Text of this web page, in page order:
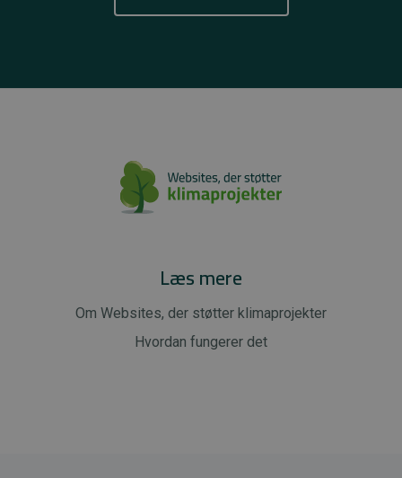
Læs mere
Om Websites, der støtter klimaprojekter
Hvordan fungerer det